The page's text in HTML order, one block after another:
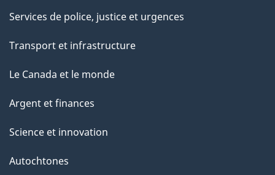
Services de police, justice et urgences
Transport et infrastructure
Le Canada et le monde
Argent et finances
Science et innovation
Autochtones